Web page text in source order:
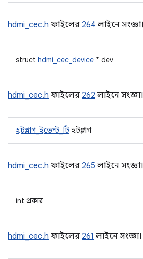
hdmi_cec.h ফাইলের 264 লাইনে সংজ্ঞা।
struct hdmi_cec_device * dev
hdmi_cec.h ফাইলের 262 লাইনে সংজ্ঞা।
হটপ্লাগ_ইভেন্ট_টি হটপ্লাগ
hdmi_cec.h ফাইলের 265 লাইনে সংজ্ঞা।
int প্রকার
hdmi_cec.h ফাইলের 261 লাইনে সংজ্ঞা।